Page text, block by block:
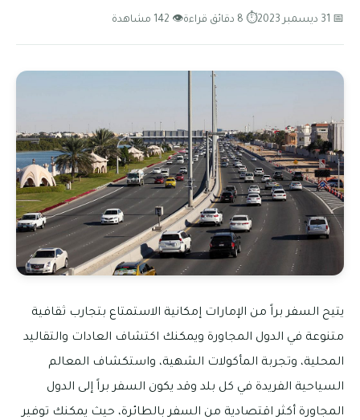
📅 31 ديسمبر 2023 ⏱ 8 دقائق قراءة 👁 142 مشاهدة
يتيح السفر براً من الإمارات إمكانية الاستمتاع بتجارب ثقافية
متنوعة في الدول المجاورة ويمكنك اكتشاف العادات والتقاليد
المحلية، وتجربة المأكولات الشهية، واستكشاف المعالم
السياحية الفريدة في كل بلد وقد يكون السفر براً إلى الدول
المجاورة أكثر اقتصادية من السفر بالطائرة، حيث يمكنك توفير